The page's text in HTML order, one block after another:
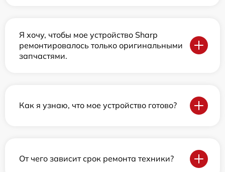
Я хочу, чтобы мое устройство Sharp
ремонтировалось только оригинальными
запчастями.
Как я узнаю, что мое устройство готово?
От чего зависит срок ремонта техники?